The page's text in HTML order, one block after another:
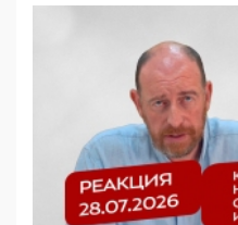
деятельность ИИТО
цифроглобалисты
повестку в образовании
09:43, 01 Июня 2026
5G за счет здоровья
отобрать у регионов и
защищать жилые дома
05:58, 26 Мая 2026
Роскомнадзор